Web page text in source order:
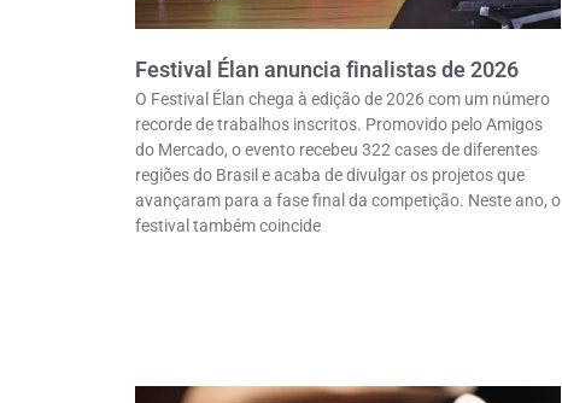
Festival Élan anuncia finalistas de 2026
O Festival Élan chega à edição de 2026 com um número
recorde de trabalhos inscritos. Promovido pelo Amigos
do Mercado, o evento recebeu 322 cases de diferentes
regiões do Brasil e acaba de divulgar os projetos que
avançaram para a fase final da competição. Neste ano, o
festival também coincide